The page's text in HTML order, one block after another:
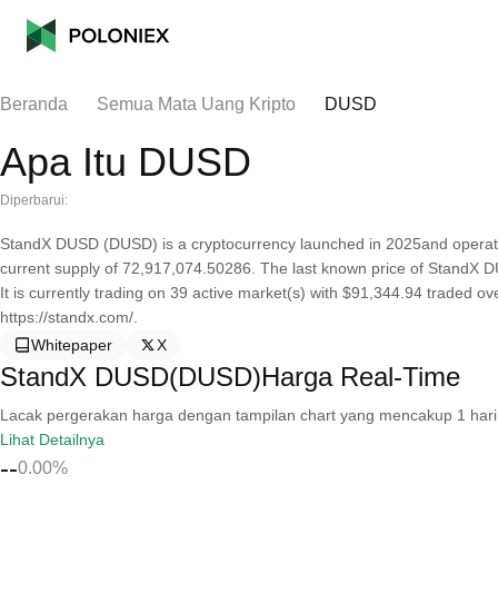
Beranda Semua Mata Uang Kripto DUSD
Apa Itu DUSD
Diperbarui:
StandX DUSD (DUSD) is a cryptocurrency launched in 2025and
current supply of 72,917,074.50286. The last known price of StandX
It is currently trading on 39 active market(s) with $91,344.94 traded
https://standx.com/.
Whitepaper
X
StandX DUSD(DUSD)Harga Real-Time
Lacak pergerakan harga dengan tampilan chart yang mencakup 1
Lihat Detailnya
--0.00%